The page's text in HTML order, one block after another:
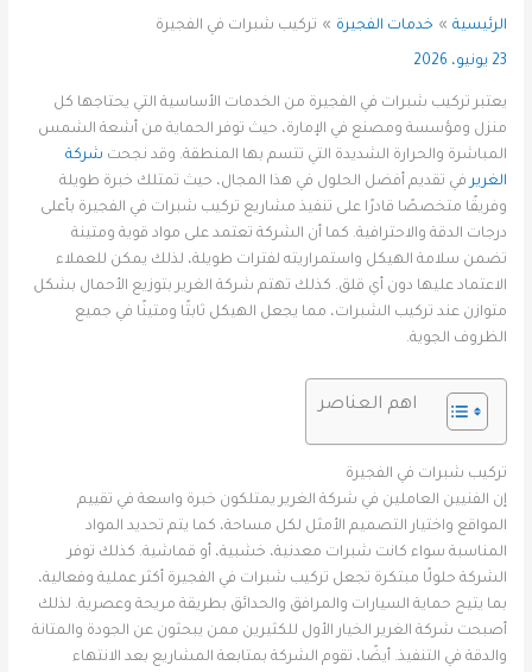
الرئيسية خدمات الفجيرة تركيب شبرات في الفجيرة
23 يونيو، 2026
يعتبر تركيب شبرات في الفجيرة من الخدمات الأساسية التي يحتاجها كل
منزل ومؤسسة ومصنع في الإمارة، حيث توفر الحماية من أشعة الشمس
المباشرة والحرارة الشديدة التي تتسم بها المنطقة. وقد نجحت شركة
الغريرفي تقديم أفضل الحلول في هذا المجال، حيث تمتلك خبرة طويلة
وفريقًا متخصصًا قادرًا على تنفيذ مشاريع تركيب شبرات في الفجيرة بأعلى
درجات الدقة والاحترافية. كما أن الشركة تعتمد على مواد قوية ومتينة
تضمن سلامة الهيكل واستمراريته لفترات طويلة، لذلك يمكن للعملاء
الاعتماد عليها دون أي قلق. كذلك تهتم شركة الغرير بتوزيع الأحمال بشكل
متوازن عند تركيب الشبرات، مما يجعل الهيكل ثابتًا ومتينًا في جميع
الظروف الجوية.
اهم العناصر
تركيب شبرات في الفجيرة
إن الفنيين العاملين في شركة الغرير يمتلكون خبرة واسعة في تقييم
المواقع واختيار التصميم الأمثل لكل مساحة، كما يتم تحديد المواد
المناسبة سواء كانت شبرات معدنية، خشبية، أو قماشية. كذلك توفر
الشركة حلولًا مبتكرة تجعل تركيب شبرات في الفجيرة أكثر عملية وفعالية،
بما يتيح حماية السيارات والمرافق والحدائق بطريقة مريحة وعصرية. لذلك
أصبحت شركة الغرير الخيار الأول للكثيرين ممن يبحثون عن الجودة والمتانة
والدقة في التنفيذ. أيضًا، تقوم الشركة بمتابعة المشاريع بعد الانتهاء